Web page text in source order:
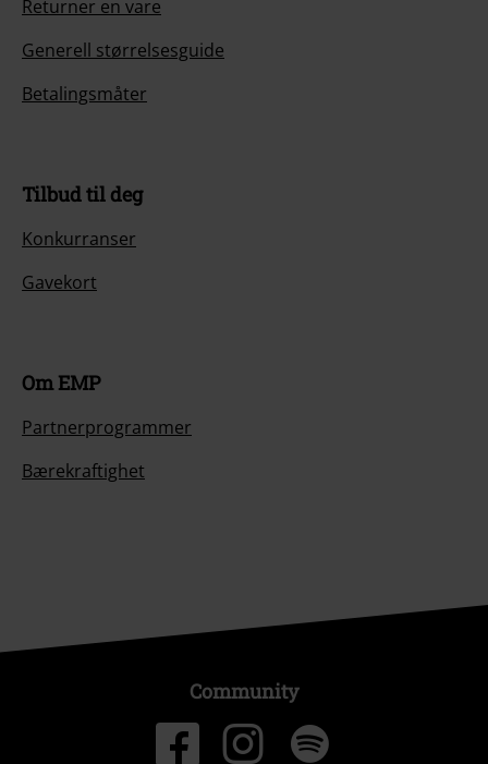
Returner en vare
Generell størrelsesguide
Betalingsmåter
Tilbud til deg
Konkurranser
Gavekort
Om EMP
Partnerprogrammer
Bærekraftighet
Community